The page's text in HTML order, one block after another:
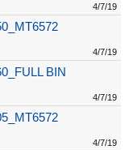
4/7/19
4/7/19
BIN
4/7/19
4/7/19